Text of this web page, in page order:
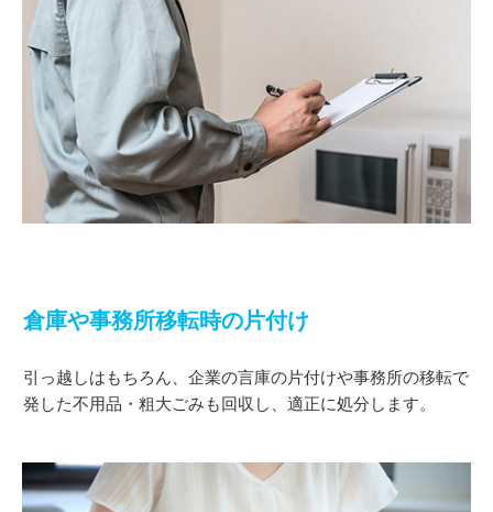
倉庫や事務所移転時の片付け
引っ越しはもちろん、企業の言庫の片付けや事務所の移転で
発した不用品・粗大ごみも回収し、適正に処分します。